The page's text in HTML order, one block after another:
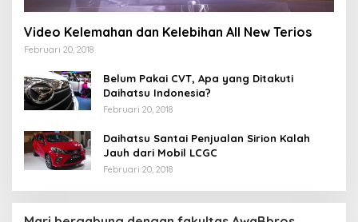
Video Kelemahan dan Kelebihan All New Terios
Februari 20, 2018
Belum Pakai CVT, Apa yang Ditakuti
Daihatsu Indonesia?
Februari 20, 2018
Daihatsu Santai Penjualan Sirion Kalah
Jauh dari Mobil LCGC
Februari 20, 2018